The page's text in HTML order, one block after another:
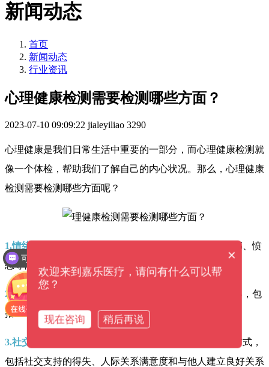
新闻动态
首页
新闻动态
行业资讯
心理健康检测需要检测哪些方面？
2023-07-10 09:09:22 jialeyiliao 3290
心理健康是我们日常生活中重要的一部分，而心理健康检测就
像一个体检，帮助我们了解自己的内心状况。那么，心理健康
检测需要检测哪些方面呢？
1.情绪状态：
评估个体的情绪是否稳定，包括焦虑、抑郁、愤
怒等情绪的程度和频率。
2.压力应对能力：
评估个体对压力的适应能力和应对策略，包
括应对方式、解决问题的能力以及应对长期压力的能力。
3.社交和人际关系质量：
评估个体与他人的互动和交往方式，
包括社交支持的得失、人际关系满意度和与他人建立良好关系
可以提供解决方案吗？ ×
欢迎来到嘉乐医疗，请问有什么可以帮
您？
现在咨询 稍后再说